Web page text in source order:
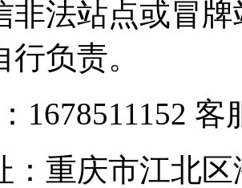
非法站点或冒
负责。
1678511152
：重庆市江北区